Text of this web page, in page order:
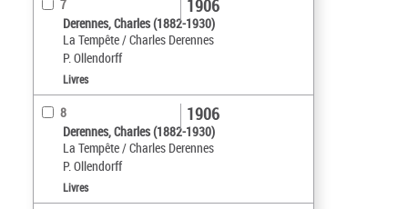
7
Derennes, Charles (1882-1930)
La Tempête / Charles Derennes
P. Ollendorff
1906
Livres
8
Derennes, Charles (1882-1930)
La Tempête / Charles Derennes
P. Ollendorff
1906
Livres